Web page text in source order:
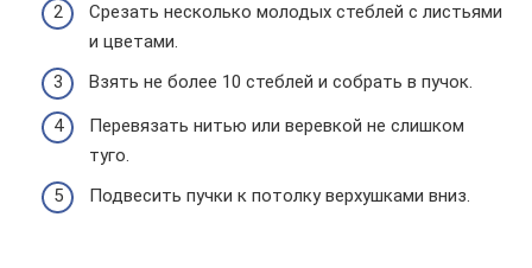
Срезать несколько молодых стеблей с листьями
и цветами.
Взять не более 10 стеблей и собрать в пучок.
Перевязать нитью или веревкой не слишком
туго.
Подвесить пучки к потолку верхушками вниз.